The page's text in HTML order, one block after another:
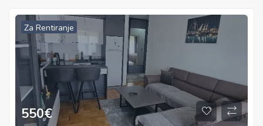
Za Rentiranje
550€